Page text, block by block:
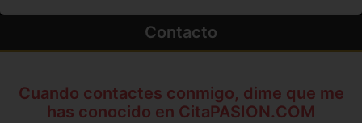
Contacto
Cuando contactes conmigo, dime que me
has conocido en CitaPASION.COM